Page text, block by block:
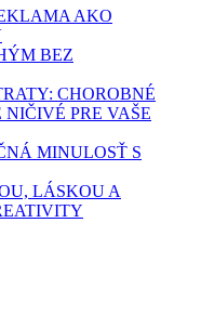
AKO
BEZ
CHOROBNÉ
PRE VAŠE
MINULOSŤ S
LÁSKOU A